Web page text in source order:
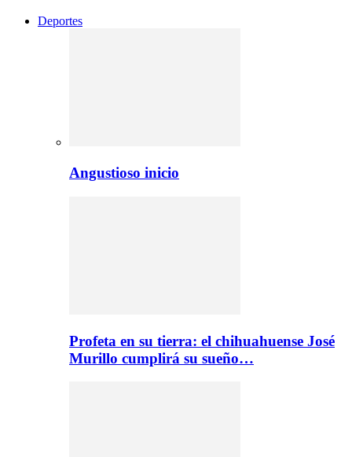
Deportes
Angustioso inicio
Profeta en su tierra: el chihuahuense José
Murillo cumplirá su sueño…